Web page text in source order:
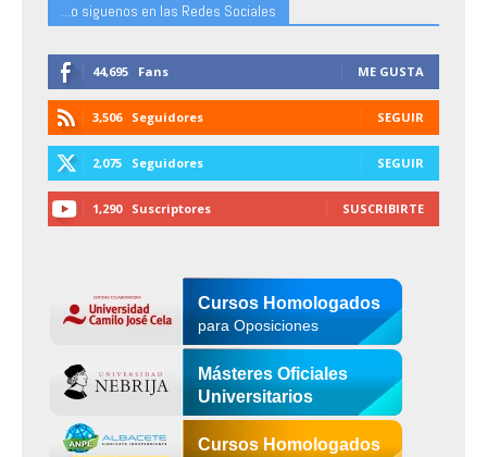
...o siguenos en las Redes Sociales
44,695 Fans ME GUSTA
3,506 Seguidores SEGUIR
2,075 Seguidores SEGUIR
1,290 Suscriptores SUSCRIBIRTE
Cursos Homologados
para Oposiciones
Másteres Oficiales
Universitarios
Cursos Homologados